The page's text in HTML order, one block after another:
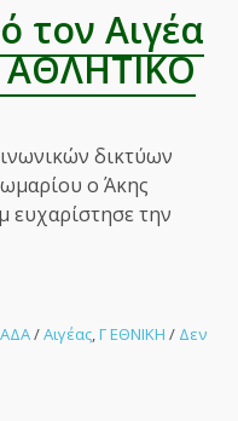
τον Αιγέα
ΑΘΛΗΤΙΚΟ
δικτύων
ο Άκης
ευχαρίστησε την
/Αιγέας,Γ ΕΘΝΙΚΗ / Δεν